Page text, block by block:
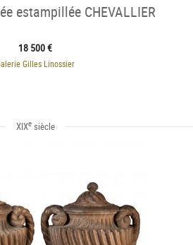
estampillée CHEVALLIER
18 500 €
Gilles Linossier
XIXesiècle